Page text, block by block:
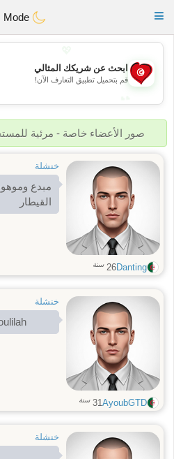
Dating
Toggle
ابحث عن شريكك المثالي
قم بتحميل تطبيق التعارف الآن!
صور الأعضاء خاصة - مرئية
خنشلة
مبدع
القيطار
Danting
26 سنة
خنشلة
AyoubGTD
31 سنة
خنشلة